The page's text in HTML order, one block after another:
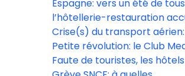
notre sondage
sur le moyen-courrier,
baromètre Digitrips/L’Écho
Espagne: vers un été de
records?
l’hôtellerie-restauration
de lourdes pertes
Crise(s) du transport
décarbonation passe-t-elle
trappe?
Petite révolution: le Club
s’ouvre aux OTA, sans
Faute de touristes, les